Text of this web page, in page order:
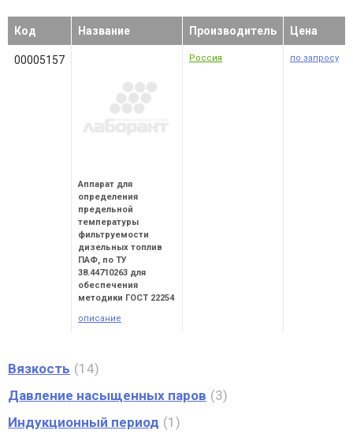
Код Название Производитель Цена
00005157
Аппарат для
определения
предельной
температуры
фильтруемости
дизельных топлив
ПАФ, по ТУ
38.44710263 для
обеспечения
методики ГОСТ 22254
описание
Россия по запросу
Вязкость
14
Давление насыщенных паров
3
Индукционный период
1